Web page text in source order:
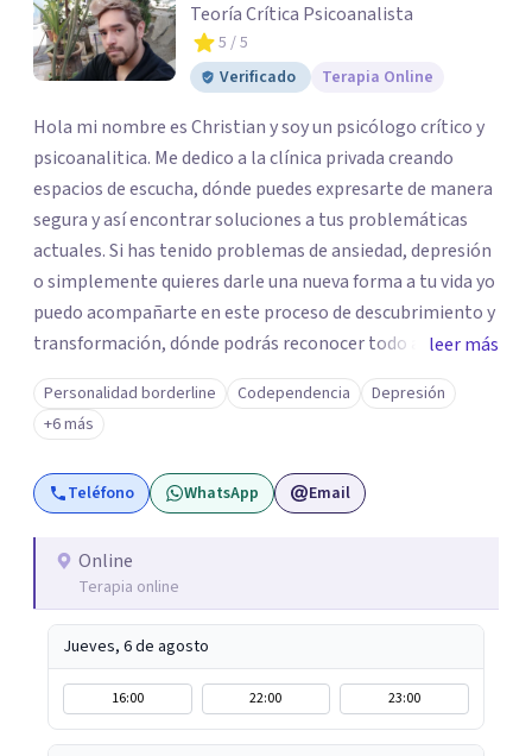
Teoría Crítica Psicoanalista
5 / 5
Verificado
Terapia Online
Hola mi nombre es Christian y soy un psicólogo crítico y
psicoanalitica. Me dedico a la clínica privada creando
espacios de escucha, dónde puedes expresarte de manera
segura y así encontrar soluciones a tus problemáticas
actuales. Si has tenido problemas de ansiedad, depresión
o simplemente quieres darle una nueva forma a tu vida yo
puedo acompañarte en este proceso de descubrimiento y
transformación, dónde podrás reconocer todo aquello
que te ha aqueja. Así que si buscas un espacio de compañía
seguro respetuoso y fraternal yo puedo acompañarte.
leer más
Personalidad borderline Codependencia
Depresión
+6 más
Teléfono WhatsApp Email
Online
Terapia online
Jueves, 6 de agosto
16:00 22:00 23:00